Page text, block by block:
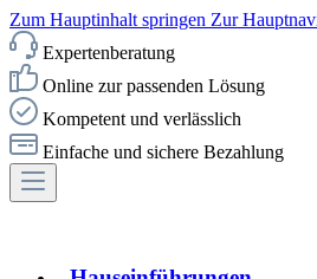
Zum Hauptinhalt springen Zur
Expertenberatung
Online zur passenden Lösung
Kompetent und verlässlich
Einfache und sichere Bezahlung